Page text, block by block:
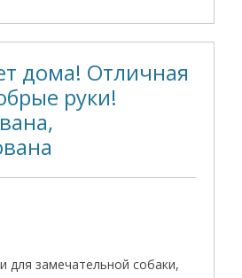
дома! Отличная
руки!
для замечательной собаки,